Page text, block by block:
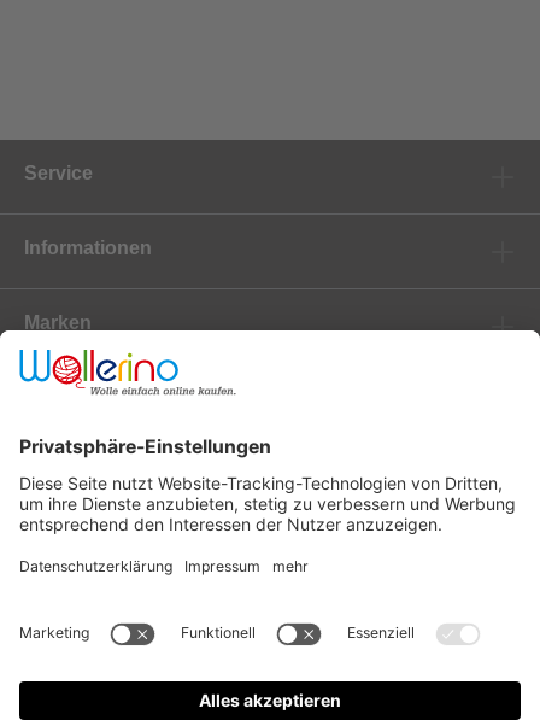
Service
Informationen
Marken
Newsletter
Versanddienstleister
Zahlungsanbieter